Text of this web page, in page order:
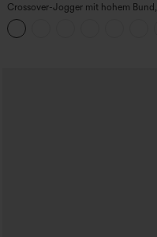
Crossover-Jogger mit hohem Bund,
Taschen und Kordelzug